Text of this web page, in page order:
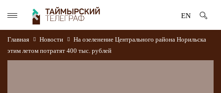
EN
Главная Новости
На озеленение Центрального района Норильска
этим летом потратят 400 тыс. рублей